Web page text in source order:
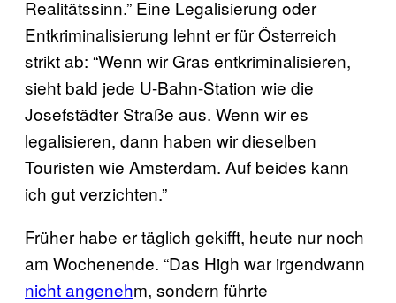
Realitätssinn.” Eine Legalisierung oder
Entkriminalisierung lehnt er für Österreich
strikt ab: “Wenn wir Gras entkriminalisieren,
sieht bald jede U-Bahn-Station wie die
Josefstädter Straße aus. Wenn wir es
legalisieren, dann haben wir dieselben
Touristen wie Amsterdam. Auf beides kann
ich gut verzichten.”
Früher habe er täglich gekifft, heute nur noch
am Wochenende. “Das High war irgendwann
nicht angenehm, sondern führte